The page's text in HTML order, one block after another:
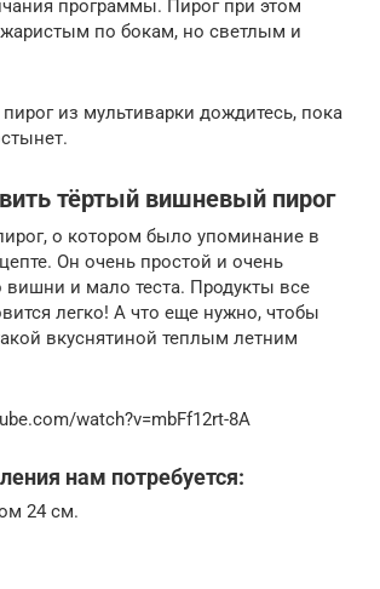
программы. Пирог при этом
по бокам, но светлым и
из мультиварки дождитесь, пока
тёртый вишневый пирог
о котором было упоминание в
Он очень простой и очень
и мало теста. Продукты все
легко! А что еще нужно, чтобы
вкуснятиной теплым летним
watch?v=mbFf12rt-8A
нам потребуется:
24 см.